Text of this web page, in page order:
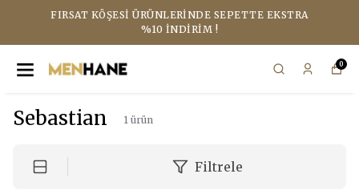
FIRSAT KÖŞESI ÜRÜNLERINDE SEPETTE EKSTRA
%10 İNDIRIM !
0
Sebastian 1 ürün
Filtrele